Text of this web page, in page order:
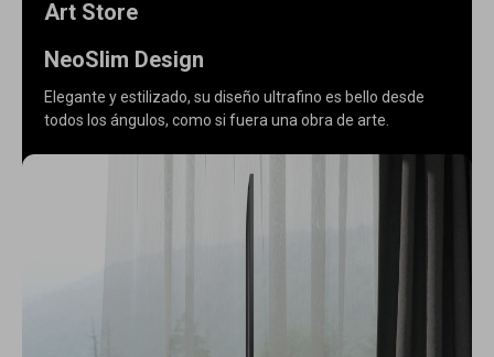
Art Store
NeoSlim Design
Elegante y estilizado, su diseño ultrafino es bello desde
todos los ángulos, como si fuera una obra de arte.